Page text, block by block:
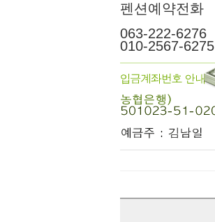
펜션예약전화
063-222-6276
010-2567-6275